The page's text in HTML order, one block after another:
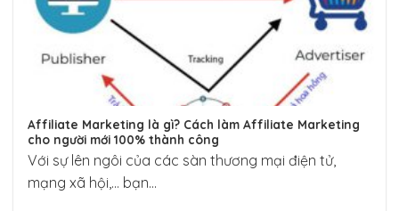
Affiliate Marketing là gì? Cách làm Affiliate Marketing
cho người mới 100% thành công
Với sự lên ngôi của các sàn thương mại điện tử,
mạng xã hội,… bạn...